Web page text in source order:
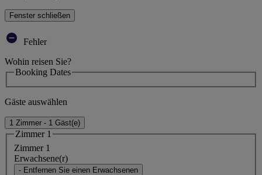
Fenster schließen
Fehler
Wohin reisen Sie?
Booking Dates
Gäste auswählen
1 Zimmer - 1 Gäst(e)
Zimmer 1
Zimmer 1
Erwachsene(r)
- Entfernen Sie einen Erwachsenen